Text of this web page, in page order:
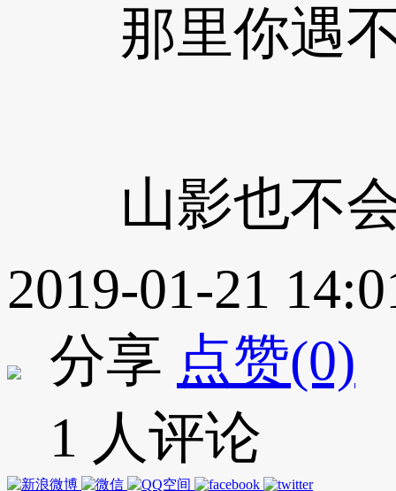
那里你遇不
山影也不会
2019-01-21
分享 点赞(0)
1 人评论